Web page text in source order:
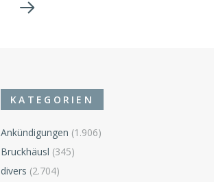
KATEGORIEN
Ankündigungen (1.906)
Bruckhäusl (345)
divers (2.704)